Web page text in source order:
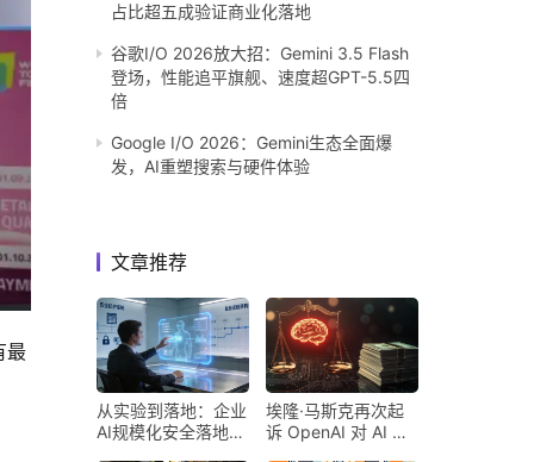
最
占比超五成验证商业化落地
谷歌I/O 2026放大招：Gemini 3.5 Flash
登场，性能追平旗舰、速度超GPT-5.5四
倍
Google I/O 2026：Gemini生态全面爆
发，AI重塑搜索与硬件体验
文章推荐
从实验到落地：企业
AI规模化安全落地的
埃隆·马斯克再次起
诉 OpenAI 对 AI 行